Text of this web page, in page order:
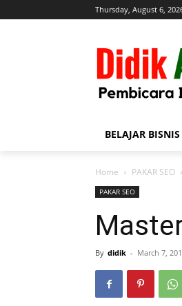
Thursday, August 6,
BELAJAR
Home PAKAR SEO
PAKAR SEO
By didik - March 7,